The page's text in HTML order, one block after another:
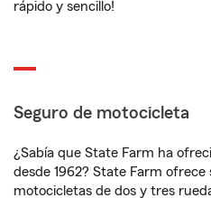
rápido y sencillo!
Seguro de motocicleta
¿Sabía que State Farm ha
desde 1962? State Farm
motocicletas de dos y tres